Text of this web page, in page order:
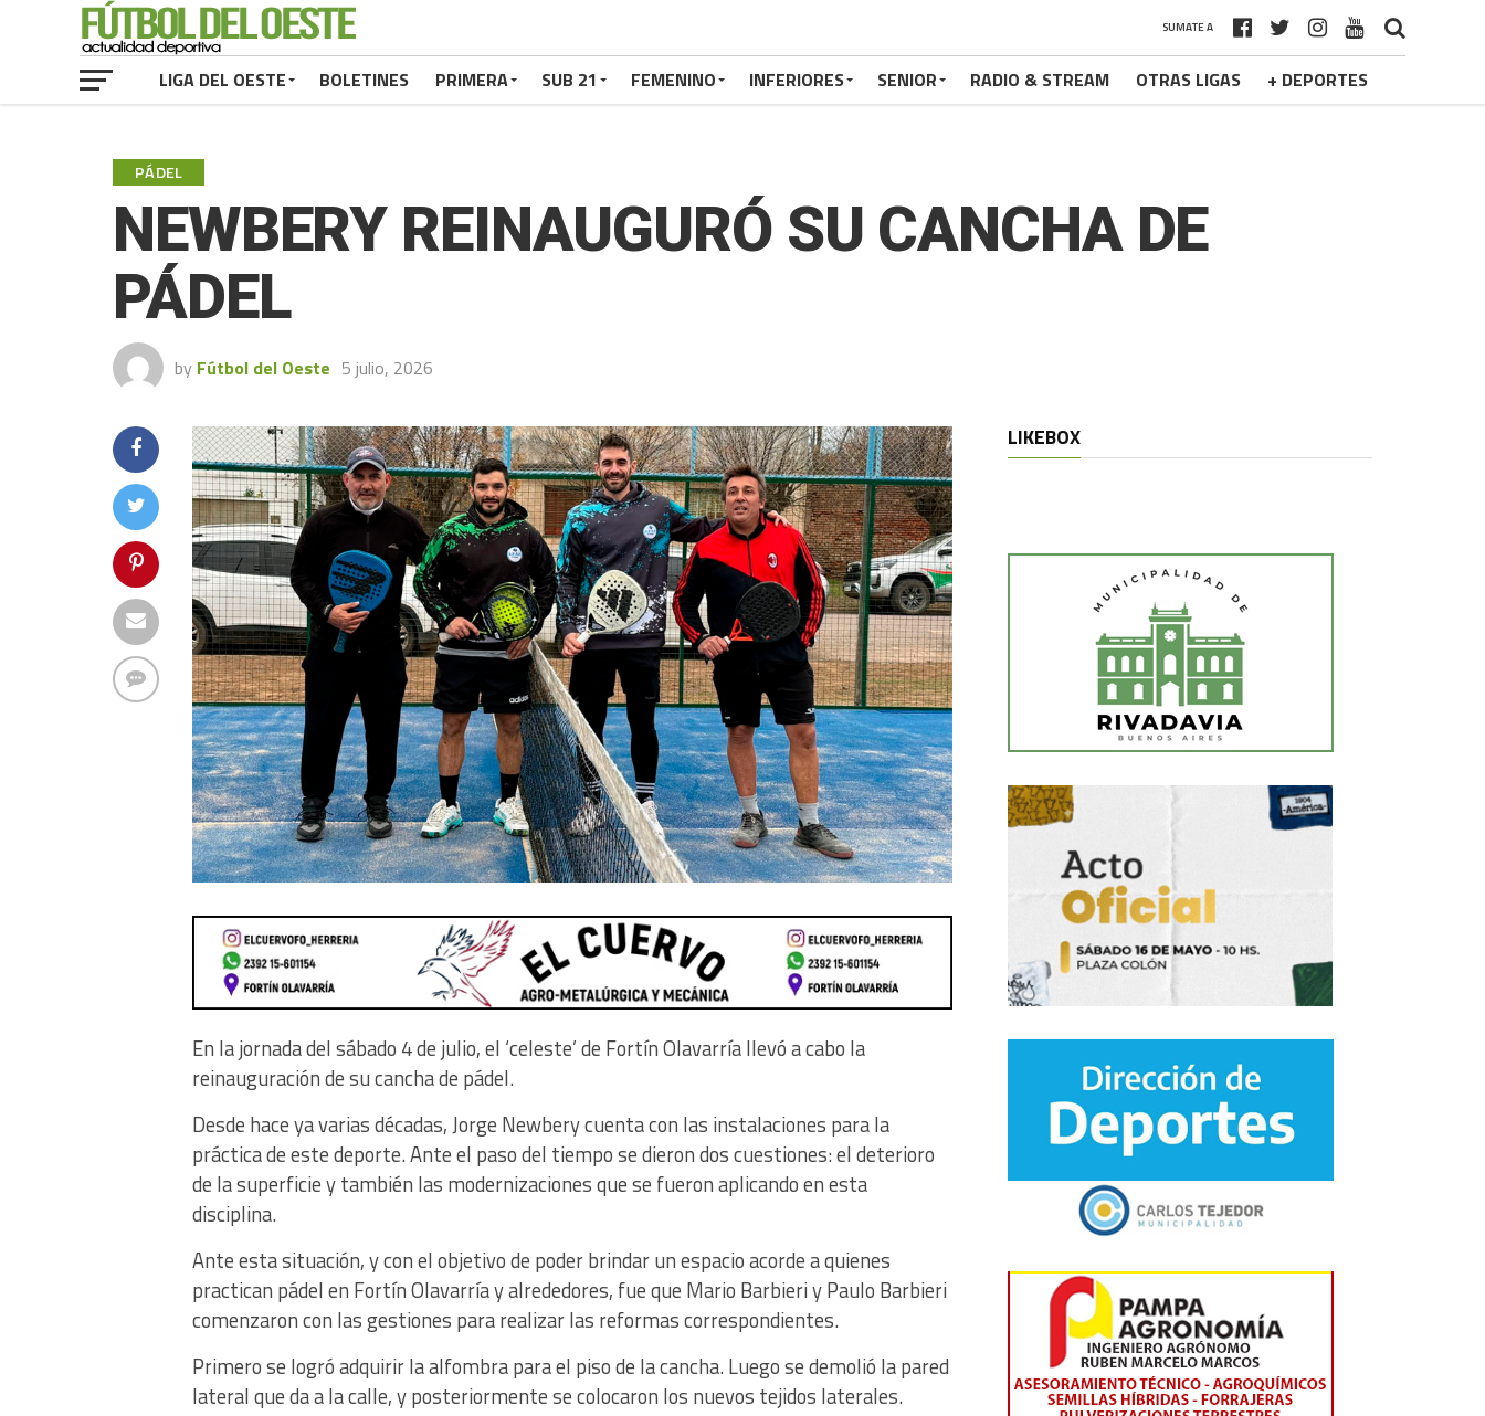
SUMATE A
LIGA DEL OESTE BOLETINES PRIMERA SUB 21 FEMENINO INFERIORES SENIOR RADIO & STREAM OTRAS LIGAS + DEPORTES
PÁDEL
NEWBERY REINAUGURÓ SU CANCHA DE
PÁDEL
by Fútbol del Oeste 5 julio, 2026
En la jornada del sábado 4 de julio, el ‘celeste’ de Fortín Olavarría llevó a cabo la
reinauguración de su cancha de pádel.
Desde hace ya varias décadas, Jorge Newbery cuenta con las instalaciones para la
práctica de este deporte. Ante el paso del tiempo se dieron dos cuestiones: el deterioro
de la superficie y también las modernizaciones que se fueron aplicando en esta
disciplina.
Ante esta situación, y con el objetivo de poder brindar un espacio acorde a quienes
practican pádel en Fortín Olavarría y alrededores, fue que Mario Barbieri y Paulo Barbieri
comenzaron con las gestiones para realizar las reformas correspondientes.
Primero se logró adquirir la alfombra para el piso de la cancha. Luego se demolió la pared
lateral que da a la calle, y posteriormente se colocaron los nuevos tejidos laterales.
LIKEBOX